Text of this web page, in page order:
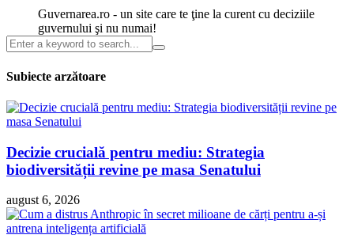
Guvernarea.ro - un site care te ţine la curent cu deciziile
guvernului şi nu numai!
Subiecte arzătoare
Decizie crucială pentru mediu: Strategia
biodiversității revine pe masa Senatului
august 6, 2026